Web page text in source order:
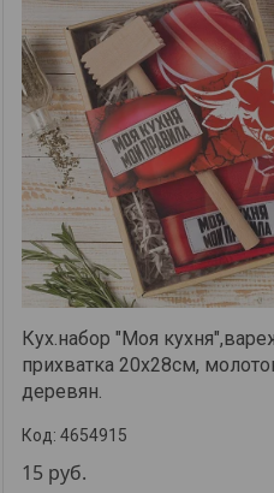
Кух.набор "Моя
прихватка 20х28см,
деревян.
4654915
15 руб.